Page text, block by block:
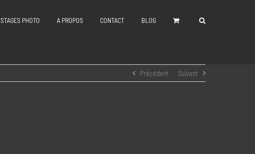
STAGES PHOTO A PROPOS CONTACT BLOG
Précédent Suivant